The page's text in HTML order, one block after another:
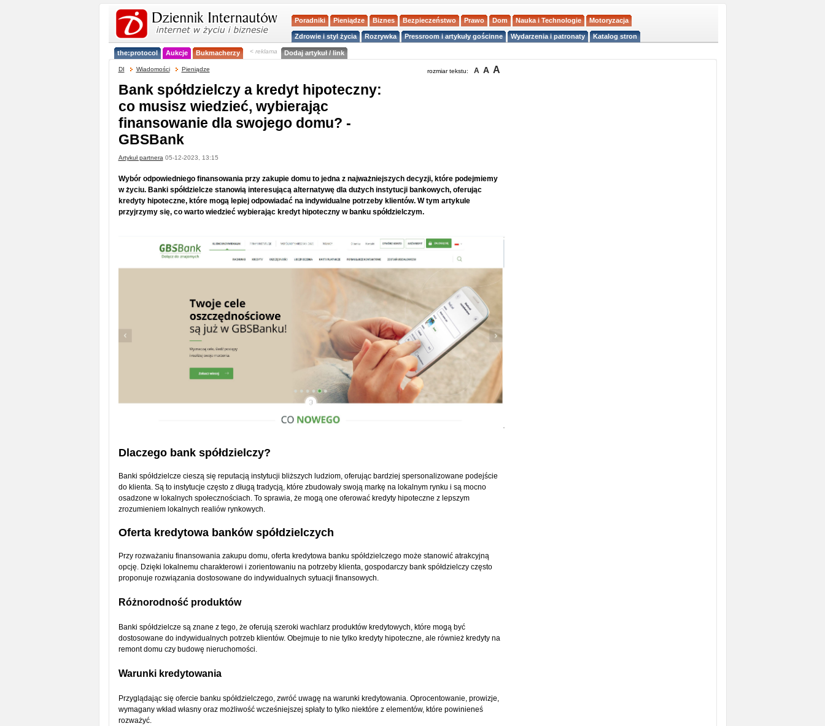
Poradniki Pieniądze Biznes Bezpieczeństwo Prawo Dom Nauka i Technologie Motoryzacja
Zdrowie i styl życia Rozrywka Pressroom i artykuły gościnne Wydarzenia i patronaty Katalog stron
the:protocol Aukcje Bukmacherzy < reklama Dodaj artykuł / link
DI Wiadomości Pieniądze rozmiar tekstu: A A A
Bank spółdzielczy a kredyt hipoteczny:
co musisz wiedzieć, wybierając
finansowanie dla swojego domu? -
GBSBank
Artykuł partnera 05-12-2023, 13:15
Wybór odpowiedniego finansowania przy zakupie domu to jedna z najważniejszych decyzji, które podejmiemy
w życiu. Banki spółdzielcze stanowią interesującą alternatywę dla dużych instytucji bankowych, oferując
kredyty hipoteczne, które mogą lepiej odpowiadać na indywidualne potrzeby klientów. W tym artykule
przyjrzymy się, co warto wiedzieć wybierając kredyt hipoteczny w banku spółdzielczym.
Dlaczego bank spółdzielczy?
Banki spółdzielcze cieszą się reputacją instytucji bliższych ludziom, oferując bardziej spersonalizowane podejście
do klienta. Są to instytucje często z długą tradycją, które zbudowały swoją markę na lokalnym rynku i są mocno
osadzone w lokalnych społecznościach. To sprawia, że mogą one oferować kredyty hipoteczne z lepszym
zrozumieniem lokalnych realiów rynkowych.
Oferta kredytowa banków spółdzielczych
Przy rozważaniu finansowania zakupu domu, oferta kredytowa banku spółdzielczego może stanowić atrakcyjną
opcję. Dzięki lokalnemu charakterowi i zorientowaniu na potrzeby klienta, gospodarczy bank spółdzielczy często
proponuje rozwiązania dostosowane do indywidualnych sytuacji finansowych.
Różnorodność produktów
Banki spółdzielcze są znane z tego, że oferują szeroki wachlarz produktów kredytowych, które mogą być
dostosowane do indywidualnych potrzeb klientów. Obejmuje to nie tylko kredyty hipoteczne, ale również kredyty na
remont domu czy budowę nieruchomości.
Warunki kredytowania
Przyglądając się ofercie banku spółdzielczego, zwróć uwagę na warunki kredytowania. Oprocentowanie, prowizje,
wymagany wkład własny oraz możliwość wcześniejszej spłaty to tylko niektóre z elementów, które powinieneś
rozważyć.